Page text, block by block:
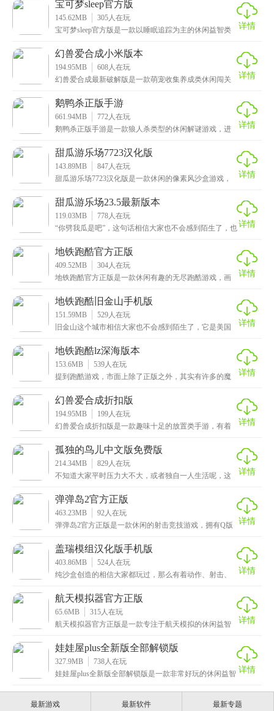
宝可梦sleep官方版
145.62MB 305人在玩
宝可梦sleep官方版是一款以睡眠追踪为主的休闲益智类
详情
幻兽爱合成小米版本
194.95MB 608人在玩
幻兽爱合成最新破解版是一款萌宠收集养成类休闲闯关
种不
详情
鹅鸭杀正版手游
661.94MB 772人在玩
鹅鸭杀正版手游是一款狼人杀类型的休闲解谜游戏，进
鸭阵
详情
甜瓜游乐场7723汉化版
143.89MB 847人在玩
甜瓜游乐场7723汉化版是一款休闲的像素风沙盒游戏，
详情
甜瓜游乐场23.5最新版本
119.03MB 778人在玩
“你劈我瓜是吧”，这句话相信大家也不会感到陌生了，也详情
地铁跑酷官方正版
409.52MB 304人在玩
地铁跑酷官方正版是一款休闲有趣的无尽跑酷游戏，画
理，
详情
地铁跑酷旧金山手机版
151.59MB 529人在玩
旧金山这个城市相信大家也不会感到陌生了，它是美国
传，
详情
地铁跑酷lz深海版本
153.6MB 539人在玩
提到跑酷游戏，市面上除了正版之外，其实有许多的魔
来的
详情
幻兽爱合成折扣版
194.95MB 199人在玩
幻兽爱合成折扣版是一款趣味十足的放置类手游，有着
戏轻
详情
孤独的鸟儿中文版免费版
214.34MB 829人在玩
不知道大家平时压力大不大，或者独自一人生活呢，这
极具
详情
弹弹岛2官方正版
463.23MB 92人在玩
弹弹岛2官方正版是一款休闲的射击竞技游戏，拥有Q版
样
详情
盖瑞模组汉化版手机版
403.86MB 524人在玩
纯沙盒创造的相信大家都玩过，那么有着动作、射击、
吧，这
详情
航天模拟器官方正版
65.6MB 315人在玩
航天模拟器官方正版是一款专注于航天模拟的休闲益智
装火
详情
娃娃屋plus全新版全部解锁版
327.9MB 738人在玩
娃娃屋plus全新版全部解锁版是一款非常好玩的休闲益智 详情
最新游戏 最新软件 最新专题